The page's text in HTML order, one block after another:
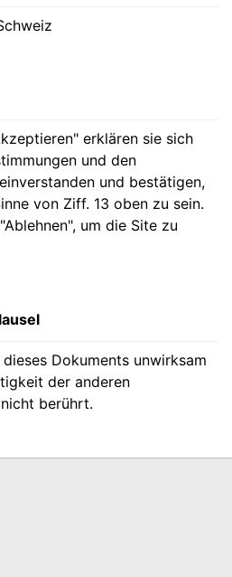
erklären sie sich
und den
und bestätigen,
von Ziff. 13 oben zu sein.
um die Site zu
Dokuments unwirksam
der anderen
berührt.